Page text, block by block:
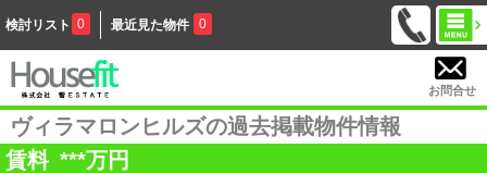
検討リスト 0 最近見た物件 0
お問合せ
ヴィラマロンヒルズの過去掲載物件情報
賃料 ***万円